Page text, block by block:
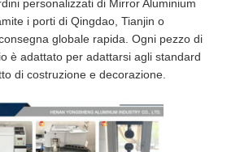
personalizzati di Mirror Aluminium
i porti di Qingdao, Tianjin o
globale rapida. Ogni pezzo di
è adattato per adattarsi agli standard
di costruzione e decorazione.